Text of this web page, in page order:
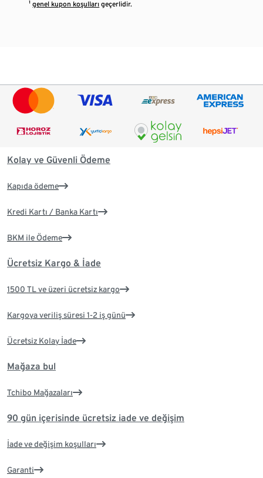
¹genel kupon koşulları geçerlidir.
Kolay ve Güvenli Ödeme
Kapıda ödeme
Kredi Kartı / Banka Kartı
BKM ile Ödeme
Ücretsiz Kargo & İade
1500 TL ve üzeri ücretsiz kargo
Kargoya veriliş süresi 1-2 iş günü
Ücretsiz Kolay İade
Mağaza bul
Tchibo Mağazaları
90 gün içerisinde ücretsiz iade ve değişim
İade ve değişim koşulları
Garanti